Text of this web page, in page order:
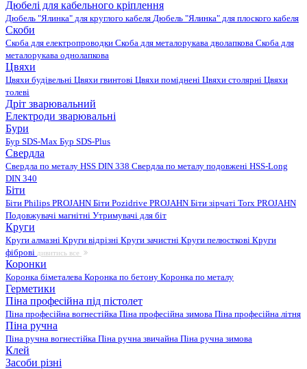
Дюбелі для кабельного кріплення
Дюбель "Ялинка" для круглого кабеля Дюбель "Ялинка" для плоского кабеля
Скоби
Скоба для електропроводки Скоба для металорукава дволапкова Скоба для
металорукава однолапкова
Цвяхи
Цвяхи будівельні Цвяхи гвинтові Цвяхи поміднені Цвяхи столярні Цвяхи
толеві
Дріт зварювальний
Електроди зварювальні
Бури
Бур SDS-Max Бур SDS-Plus
Свердла
Свердла по металу HSS DIN 338 Свердла по металу подовжені HSS-Long
DIN 340
Біти
Біти Philips PROJAHN Біти Pozidrive PROJAHN Біти зірчаті Torx PROJAHN
Подовжувачі магнітні Утримувачі для біт
Круги
Круги алмазні Круги відрізні Круги зачистні Круги пелюсткові Круги
фіброві дивитись все
Коронки
Коронка біметалева Коронка по бетону Коронка по металу
Герметики
Піна професійна під пістолет
Піна професійна вогнестійка Піна професійна зимова Піна професійна літня
Піна ручна
Піна ручна вогнестійка Піна ручна звичайна Піна ручна зимова
Клей
Засоби різні